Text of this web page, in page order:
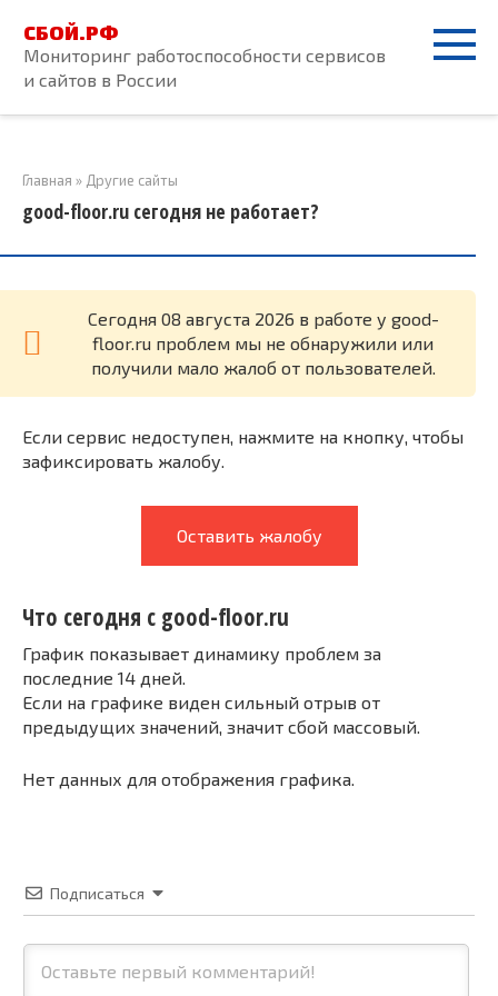
контенту
СБОЙ.РФ
Мониторинг работоспособности сервисов
и сайтов в России
Главная » Другие сайты
good-floor.ru сегодня не работает?
Cегодня 08 августа 2026 в работе у good-
floor.ru проблем мы не обнаружили или
получили мало жалоб от пользователей.
Если сервис недоступен, нажмите на кнопку, чтобы
зафиксировать жалобу.
Оставить жалобу
Что сегодня с good-floor.ru
График показывает динамику проблем за
последние 14 дней.
Если на графике виден сильный отрыв от
предыдущих значений, значит сбой массовый.
Нет данных для отображения графика.
Подписаться